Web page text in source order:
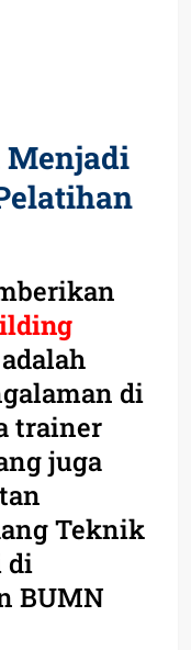
Menjadi
di
trainer
juga
Teknik
di
BUMN